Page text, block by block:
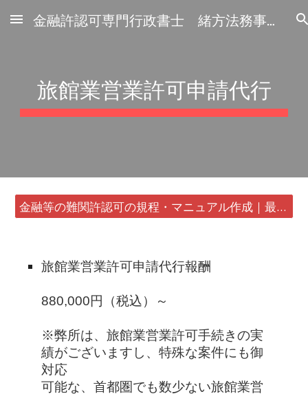
Skip to main content Skip to navigation
金融許認可専門行政書士 緒方法務事務所
旅館業営業許可申請代行
金融等の難関許認可の規程・マニュアル作成｜最短24時間・書類1通から
旅館業営業許可申請代行報酬
880,000円（税込）～
※弊所は、旅館業営業許可手続きの実
績がございますし、特殊な案件にも御
対応
可能な、首都圏でも数少ない旅館業営